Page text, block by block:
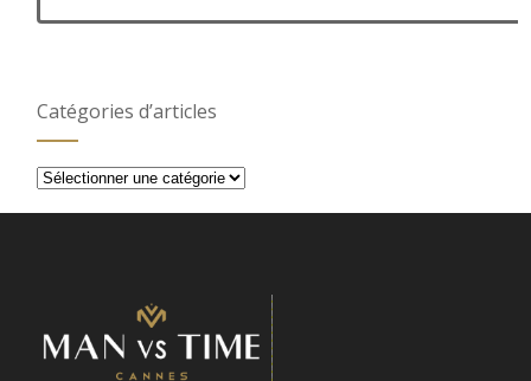
Catégories d’articles
Catégories